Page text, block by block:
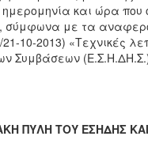
ημερομηνία και ώρα που
σύμφωνα με τα
10-2013) «Τεχνικές
Συμβάσεων
ΠΥΛΗ ΤΟΥ ΕΣΗΔΗΣ